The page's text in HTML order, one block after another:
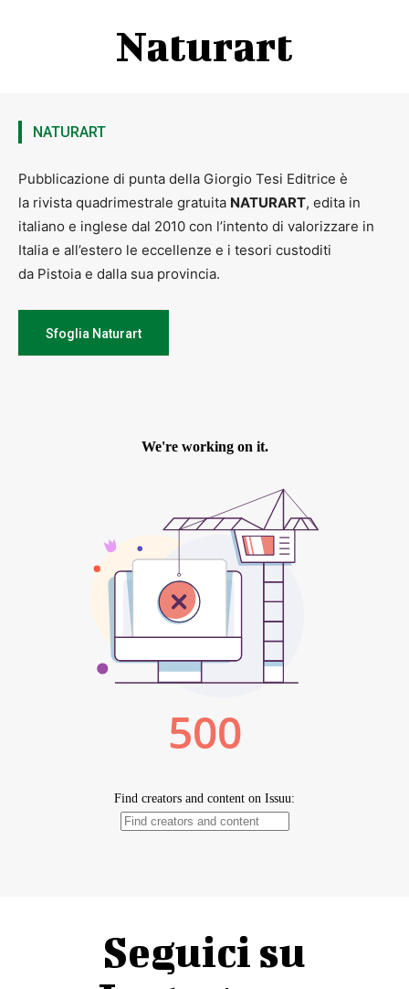
Naturart
NATURART
Pubblicazione di punta della Giorgio Tesi Editrice è
la rivista quadrimestrale gratuita NATURART, edita in
italiano e inglese dal 2010 con l’intento di valorizzare in
Italia e all’estero le eccellenze e i tesori custoditi
da Pistoia e dalla sua provincia.
Sfoglia Naturart
Seguici su